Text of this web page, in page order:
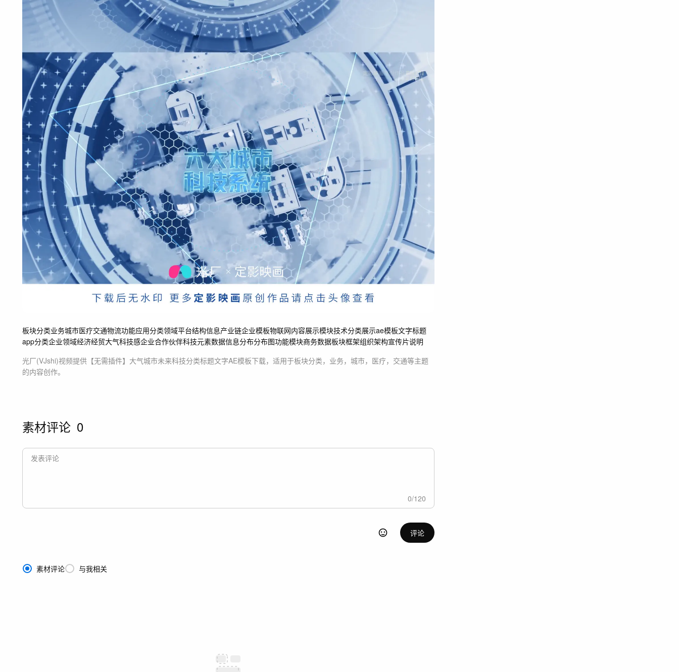
板块分类业务城市医疗交通物流功能应用分类领域平台结构信息产业链企业模板物联网内容展示模块技术分类展示ae模板文字标题
app分类企业领域经济经贸大气科技感企业合作伙伴科技元素数据信息分布分布图功能模块商务数据板块框架组织架构宣传片说明
光厂(VJshi)视频提供 【无需插件】大气城市未来科技分类标题文字AE模板下载，适用于板块分类，业务，城市，医疗，交通等主题
的内容创作。
素材评论 0
0/120
评论
素材评论 与我相关